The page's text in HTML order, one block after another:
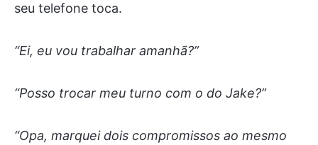
seu telefone toca.
“Ei, eu vou trabalhar amanhã?”
“Posso trocar meu turno com o do Jake?”
“Opa, marquei dois compromissos ao mesmo